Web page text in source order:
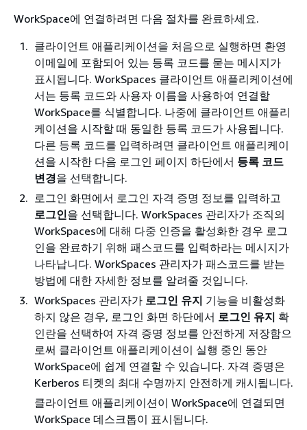
WorkSpace에 연결하려면 다음 절차를 완료하세요.
클라이언트 애플리케이션을 처음으로 실행하면 환영
이메일에 포함되어 있는 등록 코드를 묻는 메시지가
표시됩니다. WorkSpaces 클라이언트 애플리케이션에
서는 등록 코드와 사용자 이름을 사용하여 연결할
WorkSpace를 식별합니다. 나중에 클라이언트 애플리
케이션을 시작할 때 동일한 등록 코드가 사용됩니다.
다른 등록 코드를 입력하려면 클라이언트 애플리케이
션을 시작한 다음 로그인 페이지 하단에서 등록 코드
변경을 선택합니다.
로그인 화면에서 로그인 자격 증명 정보를 입력하고
로그인을 선택합니다. WorkSpaces 관리자가 조직의
WorkSpaces에 대해 다중 인증을 활성화한 경우 로그
인을 완료하기 위해 패스코드를 입력하라는 메시지가
나타납니다. WorkSpaces 관리자가 패스코드를 받는
방법에 대한 자세한 정보를 알려줄 것입니다.
WorkSpaces 관리자가 로그인 유지 기능을 비활성화
하지 않은 경우, 로그인 화면 하단에서 로그인 유지 확
인란을 선택하여 자격 증명 정보를 안전하게 저장함으
로써 클라이언트 애플리케이션이 실행 중인 동안
WorkSpace에 쉽게 연결할 수 있습니다. 자격 증명은
Kerberos 티켓의 최대 수명까지 안전하게 캐시됩니다.
클라이언트 애플리케이션이 WorkSpace에 연결되면
WorkSpace 데스크톱이 표시됩니다.